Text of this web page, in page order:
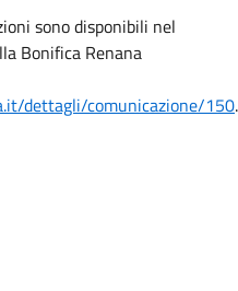
sono disponibili nel
Bonifica Renana
dettagli/comunicazione/150.